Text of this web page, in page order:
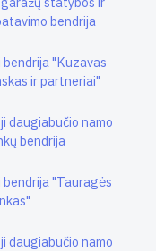
bendrija
bendrija "Kuzavas
ir partneriai"
daugiabučio namo
bendrija
bendrija "Tauragės
daugiabučio namo